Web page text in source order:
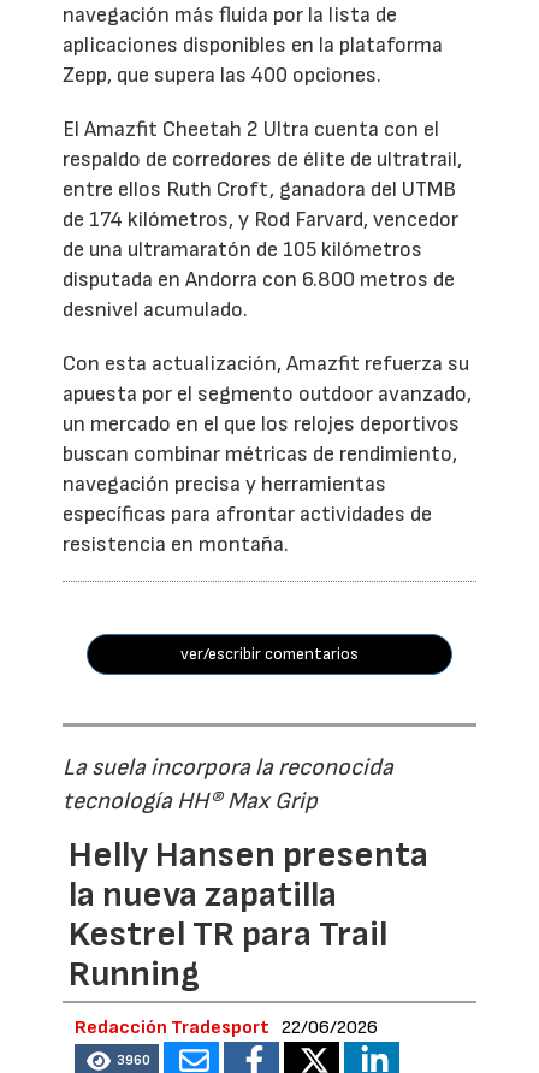
navegación más fluida por la lista de
aplicaciones disponibles en la plataforma
Zepp, que supera las 400 opciones.
El Amazfit Cheetah 2 Ultra cuenta con el
respaldo de corredores de élite de ultratrail,
entre ellos Ruth Croft, ganadora del UTMB
de 174 kilómetros, y Rod Farvard, vencedor
de una ultramaratón de 105 kilómetros
disputada en Andorra con 6.800 metros de
desnivel acumulado.
Con esta actualización, Amazfit refuerza su
apuesta por el segmento outdoor avanzado,
un mercado en el que los relojes deportivos
buscan combinar métricas de rendimiento,
navegación precisa y herramientas
específicas para afrontar actividades de
resistencia en montaña.
ver/escribir comentarios
La suela incorpora la reconocida
tecnología HH® Max Grip
Helly Hansen presenta
la nueva zapatilla
Kestrel TR para Trail
Running
Redacción Tradesport 22/06/2026
3960